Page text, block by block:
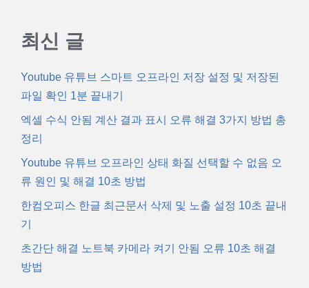
최신 글
Youtube 유튜브 스마트 오프라인 저장 설정 및 저장된
파일 확인 1분 끝내기
엑셀 수식 안됨 계산 결과 표시 오류 해결 3가지 방법 총
정리
Youtube 유튜브 오프라인 상태 화질 선택할 수 없음 오
류 원인 및 해결 10초 방법
한컴오피스 한글 최근문서 삭제 및 노출 설정 10초 끝내
기
초간단 해결 노트북 카메라 켜기 안됨 오류 10초 해결
방법